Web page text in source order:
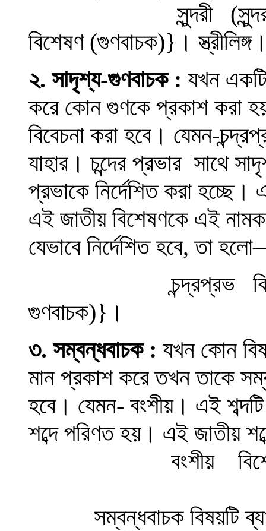
সুন্দরী(
বিশেষণ (গুণবাচক)} ।স্ত্রীলিঙ্গ
২. সাদৃশ্য-গুণবাচক: যখন একটি
করে কোন গুণকে প্রকাশ করা
বিবেচনা করা হবে । যেমন-
যাহার । চন্দের প্রভার সাথে
প্রভাকে নির্দেশিত করা হচ্ছে।
এই জাতীয় বিশেষণকে এই
যেভাবে নির্দেশিত হবে, তা হলো
চন্দ্রপ্রভ
গুণবাচক)} ।
৩. সম্বন্ধবাচক: যখন কোন
মান প্রকাশ করে তখন তাকে
হবে । যেমন- বংশীয়। এই
শব্দে পরিণত হয়। এই জাতীয়
বংশীয়
সম্বন্ধবাচক বিষয়টি